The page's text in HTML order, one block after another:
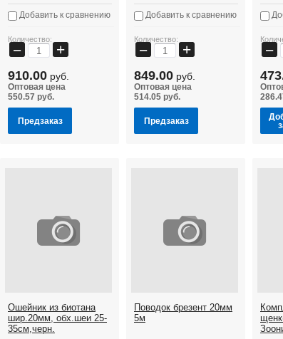
Добавить к сравнению
Количество:
− +
910.00 руб.
Оптовая цена
550.57 руб.
Предзаказ
Добавить к сравнению
Количество:
− +
849.00 руб.
Оптовая цена
514.05 руб.
Предзаказ
−
Ошейник из биотана
шир.20мм, обх.шеи 25-
35см,черн.
Поводок брезент 20мм
5м